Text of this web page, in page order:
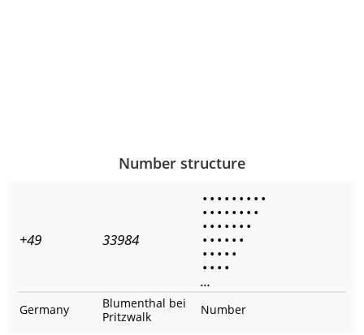
Number structure
+49 33984
• • • • • • • • •
• • • • • • • •
• • • • • • •
• • • • • •
• • • • •
• • • •
...
Germany
Blumenthal bei
Pritzwalk
Number